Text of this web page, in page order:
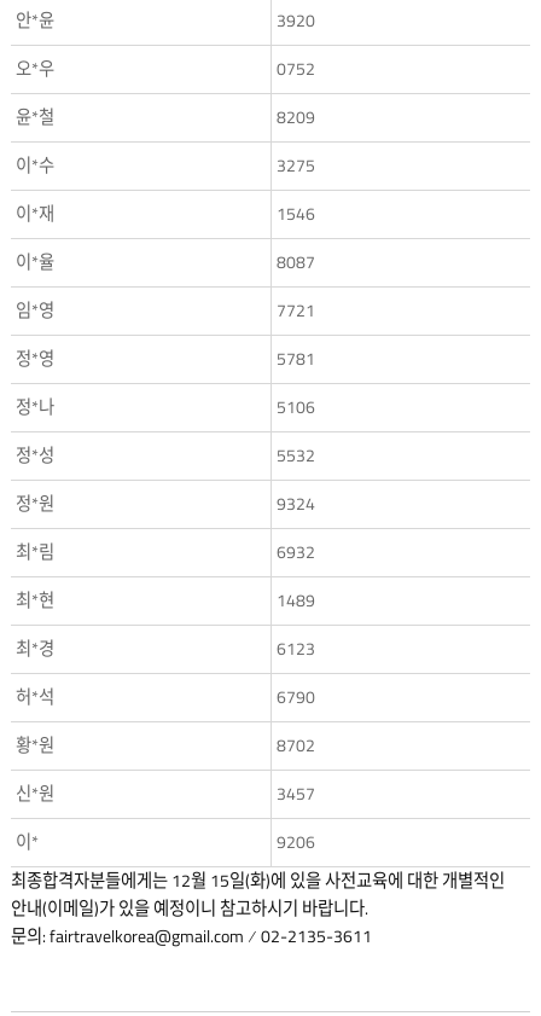
안*윤
3920
오*우
0752
윤*철
8209
이*수
3275
이*재
1546
이*율
8087
임*영
7721
정*영
5781
정*나
5106
정*성
5532
정*원
9324
최*림
6932
최*현
1489
최*경
6123
허*석
6790
황*원
8702
신*원
3457
이*
9206
최종합격자분들에게는 12월 15일(화)에 있을 사전교육에 대한 개별적인
안내(이메일)가 있을 예정이니 참고하시기 바랍니다.
문의:fairtravelkorea@gmail.com 02-2135-3611